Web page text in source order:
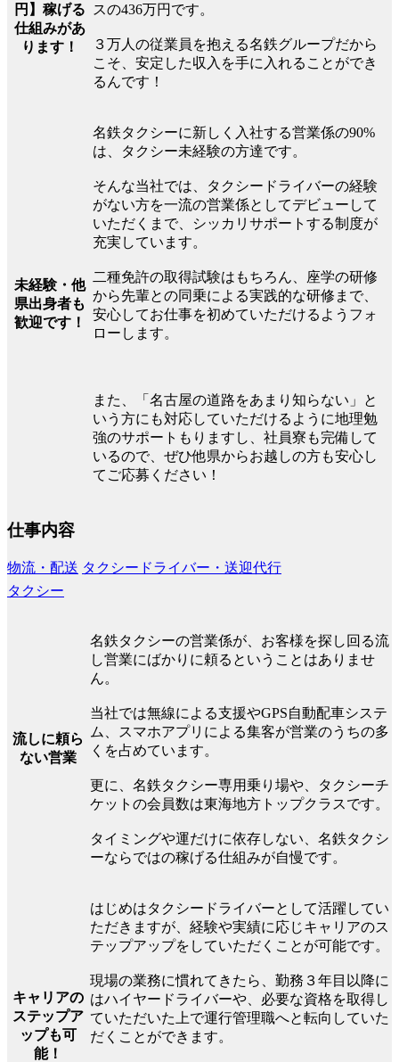
円】稼げる
仕組みがあ
ります！
スの436万円です。
３万人の従業員を抱える名鉄グループだから
こそ、安定した収入を手に入れることができ
るんです！
未経験・他
県出身者も
歓迎です！
名鉄タクシーに新しく入社する営業係の90%
は、タクシー未経験の方達です。
そんな当社では、タクシードライバーの経験
がない方を一流の営業係としてデビューして
いただくまで、シッカリサポートする制度が
充実しています。
二種免許の取得試験はもちろん、座学の研修
から先輩との同乗による実践的な研修まで、
安心してお仕事を初めていただけるようフォ
ローします。
また、「名古屋の道路をあまり知らない」と
いう方にも対応していただけるように地理勉
強のサポートもりますし、社員寮も完備して
いるので、ぜひ他県からお越しの方も安心し
てご応募ください！
仕事内容
物流・配送 タクシードライバー・送迎代行
タクシー
流しに頼ら
ない営業
名鉄タクシーの営業係が、お客様を探し回る流
し営業にばかりに頼るということはありませ
ん。
当社では無線による支援やGPS自動配車システ
ム、スマホアプリによる集客が営業のうちの多
くを占めています。
更に、名鉄タクシー専用乗り場や、タクシーチ
ケットの会員数は東海地方トップクラスです。
タイミングや運だけに依存しない、名鉄タクシ
ーならではの稼げる仕組みが自慢です。
キャリアの
ステップア
ップも可
能！
はじめはタクシードライバーとして活躍してい
ただきますが、経験や実績に応じキャリアのス
テップアップをしていただくことが可能です。
現場の業務に慣れてきたら、勤務３年目以降に
はハイヤードライバーや、必要な資格を取得し
ていただいた上で運行管理職へと転向していた
だくことができます。